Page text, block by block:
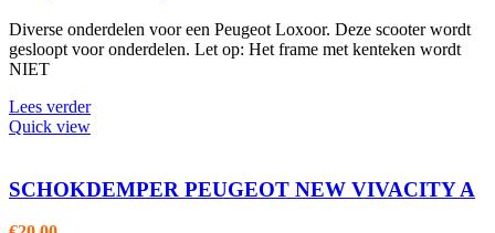
Diverse onderdelen voor een Peugeot Loxoor. Deze scooter wordt
gesloopt voor onderdelen. Let op: Het frame met kenteken wordt
NIET
Lees verder
Quick view
SCHOKDEMPER PEUGEOT NEW VIVACITY A